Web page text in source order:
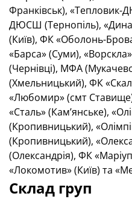
Франківськ), «Тепловик-
ДЮСШ (Тернопіль),
(Київ), ФК «Оболонь-
«Барса» (Суми),
(Чернівці), МФА
(Хмельницький), ФК
«Любомир» (смт
«Сталь» (Кам’янське),
(Кропивницький),
(Кропивницький),
(Олександрія), ФК
«Локомотив» (Київ) та
Склад груп